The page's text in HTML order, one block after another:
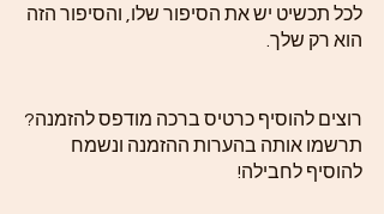
לכל תכשיט יש את הסיפור שלו, והסיפור הזה
הוא רק שלך.
רוצים להוסיף כרטיס ברכה מודפס להזמנה?
תרשמו אותה בהערות ההזמנה ונשמח
להוסיף לחבילה!